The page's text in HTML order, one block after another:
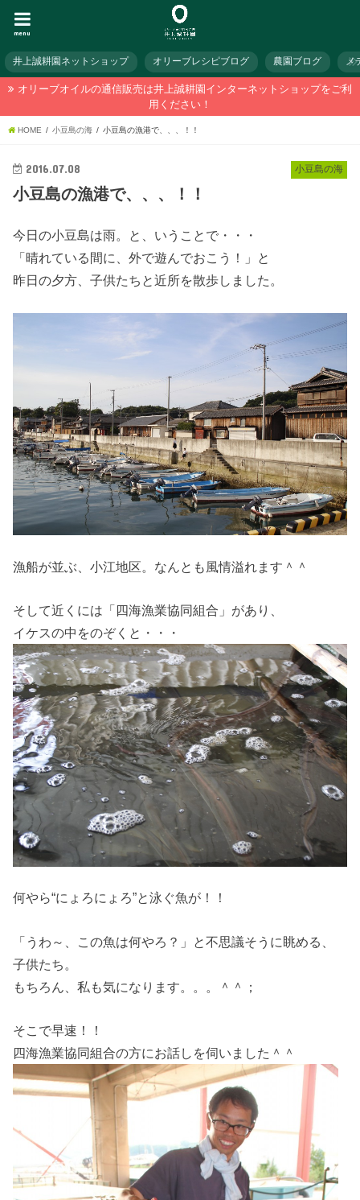
menu
井上誠耕園ネットショップ オリーブレシピブログ 農園ブログ メ
オリーブオイルの通信販売は井上誠耕園インターネットショップをご利
用ください！
HOME 小豆島の海 小豆島の漁港で、、、！！
小豆島の海
2016.07.08
小豆島の漁港で、、、！！
今日の小豆島は雨。と、いうことで・・・
「晴れている間に、外で遊んでおこう！」と
昨日の夕方、子供たちと近所を散歩しました。
漁船が並ぶ、小江地区。なんとも風情溢れます＾＾
そして近くには「四海漁業協同組合」があり、
イケスの中をのぞくと・・・
何やら“にょろにょろ”と泳ぐ魚が！！
「うわ～、この魚は何やろ？」と不思議そうに眺める、
子供たち。
もちろん、私も気になります。。。＾＾；
そこで早速！！
四海漁業協同組合の方にお話しを伺いました＾＾